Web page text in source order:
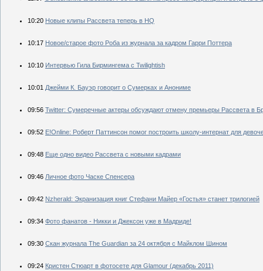
10:20 Новые клипы Рассвета теперь в HQ
10:17 Новое/старое фото Роба из журнала за кадром Гарри Поттера
10:10 Интервью Гила Бирмингема с Twilightish
10:01 Джейми К. Бауэр говорит о Сумерках и Анониме
09:56 Twitter: Сумеречные актеры обсуждают отмену премьеры Рассвета в
09:52 Е!Оnline: Роберт Паттинсон помог построить школу-интернат для
09:48 Еще одно видео Рассвета с новыми кадрами
09:46 Личное фото Часке Спенсера
09:42 Nzherald: Экранизация книг Стефани Майер «Гостья» станет трилогией
09:34 Фото фанатов - Никки и Джексон уже в Мадриде!
09:30 Скан журнала The Guardian за 24 октября с Майклом Шином
09:24 Кристен Стюарт в фотосете для Glamour (декабрь 2011)